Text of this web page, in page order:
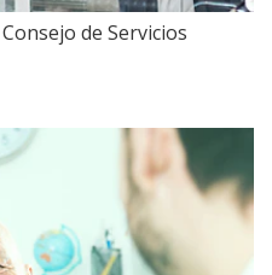
de Servicios